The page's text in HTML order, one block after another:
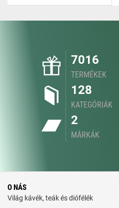
7016
TERMÉKEK
128
KATEGÓRIÁK
2
MÁRKÁK
O NÁS
Világ kávék, teák és diófélék